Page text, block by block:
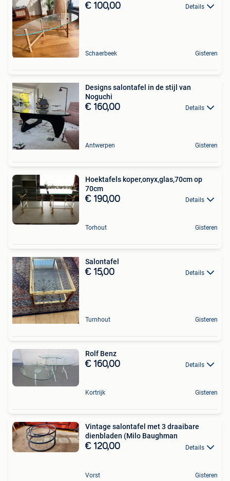
€ 100,00 Details
Schaerbeek Gisteren
Designs salontafel in de stijl van
Noguchi
€ 160,00 Details
Antwerpen Gisteren
Hoektafels koper,onyx,glas,70cm op
70cm
€ 190,00 Details
Torhout Gisteren
Salontafel
€ 15,00 Details
Turnhout Gisteren
Rolf Benz
€ 160,00 Details
Kortrijk Gisteren
Vintage salontafel met 3 draaibare
dienbladen (Milo Baughman
€ 120,00 Details
Vorst Gisteren